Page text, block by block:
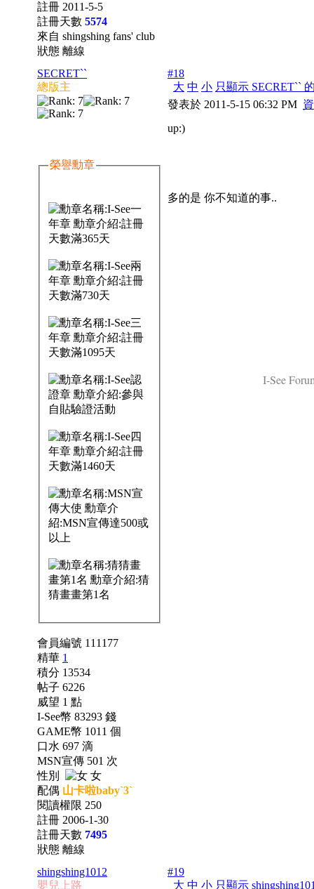
註冊 2011-5-5
註冊天數 5574
來自 shingshing fans' club
狀態 離線
SECRET``
總版主
榮譽勳章
會員編號 111177
精華 1
積分 13534
帖子 6226
威望 1 點
I-See幣 83293 錢
GAME幣 1011 個
口水 697 滴
MSN宣傳 501 次
性別
女
配偶 山卡啦baby`3`
閱讀權限 250
註冊 2006-1-30
註冊天數 7495
狀態 離線
#18
大 中 小 只顯示 SECRET``
發表於 2011-5-15 06:32 PM
up:)
多的是 你不知道的事..
I-See
shingshing1012
嬰兒上路
#19
大 中 小 只顯示